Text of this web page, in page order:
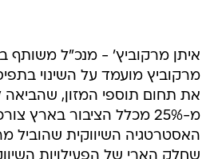
איתן מרקוביץ' - מנכ"ל משותף
מרקוביץ מועמד על השינוי
את תחום תוספי המזון,
מ-25% מכלל הציבור בארץ
האסטרטגיה השיווקית שהוביל